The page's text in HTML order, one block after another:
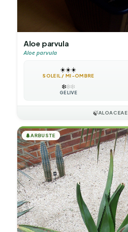
Aloe parvula
Aloe parvula
☀️☀️☀️
SOLEIL / MI-OMBRE
❄️❄️❄️
GÉLIVE
🍃ALOACEAE
🌲ARBUSTE